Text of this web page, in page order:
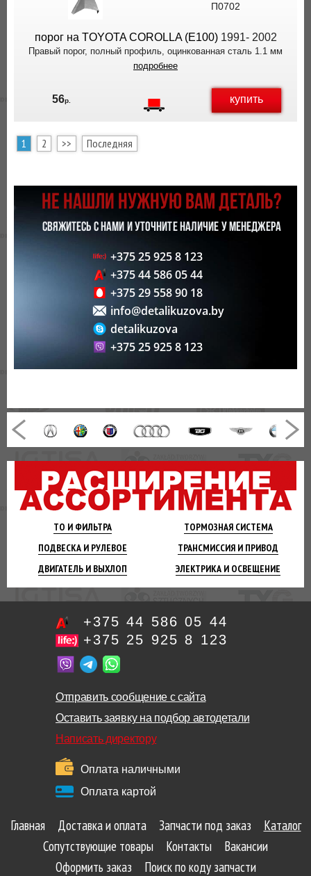
ТО И ФИЛЬТРА ТОРМОЗНАЯСИСТЕМА
ПОДВЕСКА И РУЛЕВОЕ ТРАНСМИССИЯ И ПРИВОД
ДВИГАТЕЛЬ И ВЫХЛОП ЭЛЕКТРИКА И ОСВЕЩЕНИЕ
П0702
порог на TOYOTA COROLLA (E100)1991- 2002
Правый порог, полный профиль, оцинкованная сталь 1.1 мм
подробнее
56р. купить
1 2 >> Последняя
НЕ НАШЛИ НУЖНУЮ ВАМ ДЕТАЛЬ?
СВЯЖИТЕСЬ С НАМИ И УТОЧНИТЕ НАЛИЧИЕ У МЕНЕДЖЕРА
+375 25 925 8 123
+375 44 586 05 44
+375 29 558 90 18
info@detalikuzova.by
detalikuzova
+375 25 925 8 123
+375 44 586 05 44
+375 25 925 8 123
Отправить сообщение с сайта
Оставить заявку на подбор автодетали
Написать директору
Оплата наличными
Оплата картой
Главная Доставка и оплата Запчасти под заказ
Каталог
Сопутствующие товары
Контакты
Вакансии
Оформить заказ
Поиск по коду запчасти